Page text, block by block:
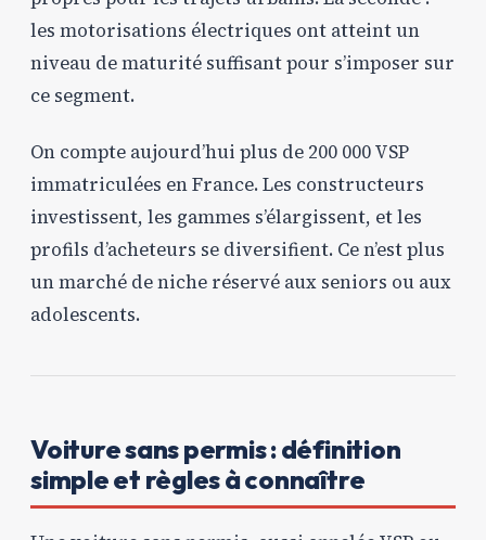
les motorisations électriques ont atteint un
niveau de maturité suffisant pour s’imposer sur
ce segment.
On compte aujourd’hui plus de 200 000 VSP
immatriculées en France. Les constructeurs
investissent, les gammes s’élargissent, et les
profils d’acheteurs se diversifient. Ce n’est plus
un marché de niche réservé aux seniors ou aux
adolescents.
Voiture sans permis : définition
simple et règles à connaître